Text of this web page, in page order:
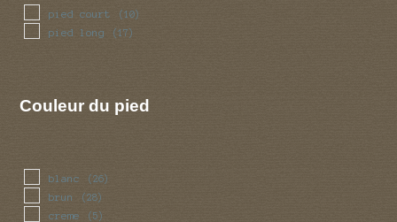
pied court (10)
pied long (17)
Couleur du pied
blanc (26)
brun (28)
creme (5)